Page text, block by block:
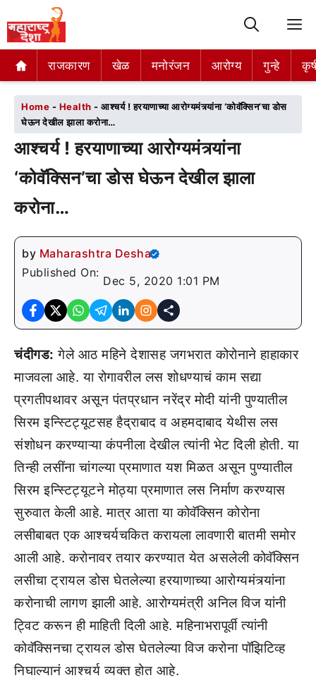
राजकारण खेळ मनोरंजन आरोग्य गुन्हे
राजकारण खेळ मनोरंजन आरोग्य गुन्हे
Home - Health - आश्चर्य ! हरयाणाच्या आरोग्यमंत्र्यांना ‘कोवॅक्सिन’चा डोस
घेऊन देखील झाला करोना…
आश्चर्य ! हरयाणाच्या आरोग्यमंत्र्यांना
‘कोवॅक्सिन’चा डोस घेऊन देखील झाला
करोना…
by Maharashtra Desha
Published On:
Dec 5, 2020 1:01 PM
चंदीगड: गेले आठ महिने देशासह जगभरात कोरोनाने हाहाकार
माजवला आहे. या रोगावरील लस शोधण्याचं काम सद्या
प्रगतीपथावर असून पंतप्रधान नरेंद्र मोदी यांनी पुण्यातील
सिरम इन्स्टिट्यूटसह हैद्राबाद व अहमदाबाद येथीस लस
संशोधन करण्याऱ्या कंपनीला देखील त्यांनी भेट दिली होती. या
तिन्ही लसींना चांगल्या प्रमाणात यश मिळत असून पुण्यातील
सिरम इन्स्टिट्यूटने मोठ्या प्रमाणात लस निर्माण करण्यास
सुरुवात केली आहे. मात्र आता या कोवॅक्सिन कोरोना
लसीबाबत एक आश्चर्यचकित करायला लावणारी बातमी समोर
आली आहे. करोनावर तयार करण्यात येत असलेली कोवॅक्सिन
लसीचा ट्रायल डोस घेतलेल्या हरयाणाच्या आरोग्यमंत्र्यांना
करोनाची लागण झाली आहे. आरोग्यमंत्री अनिल विज यांनी
ट्विट करून ही माहिती दिली आहे. महिनाभरापूर्वी त्यांनी
कोवॅक्सिनचा ट्रायल डोस घेतलेल्या विज करोना पॉझिटिव्ह
निघाल्यानं आश्चर्य व्यक्त होत आहे.